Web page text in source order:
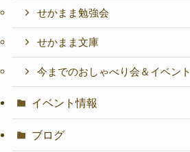
せかまま勉強会
せかまま文庫
今までのおしゃべり会＆イベント
イベント情報
ブログ